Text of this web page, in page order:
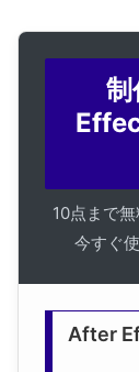
10点まで
今すぐ
After